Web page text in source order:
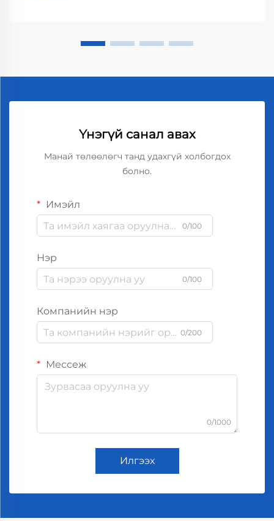
Үнэгүй санал авах
Манай төлөөлөгч танд удахгүй холбогдох
болно.
Имэйл
0/100
Нэр
0/100
Компанийн нэр
0/200
Мессеж
0/1000
Илгээх